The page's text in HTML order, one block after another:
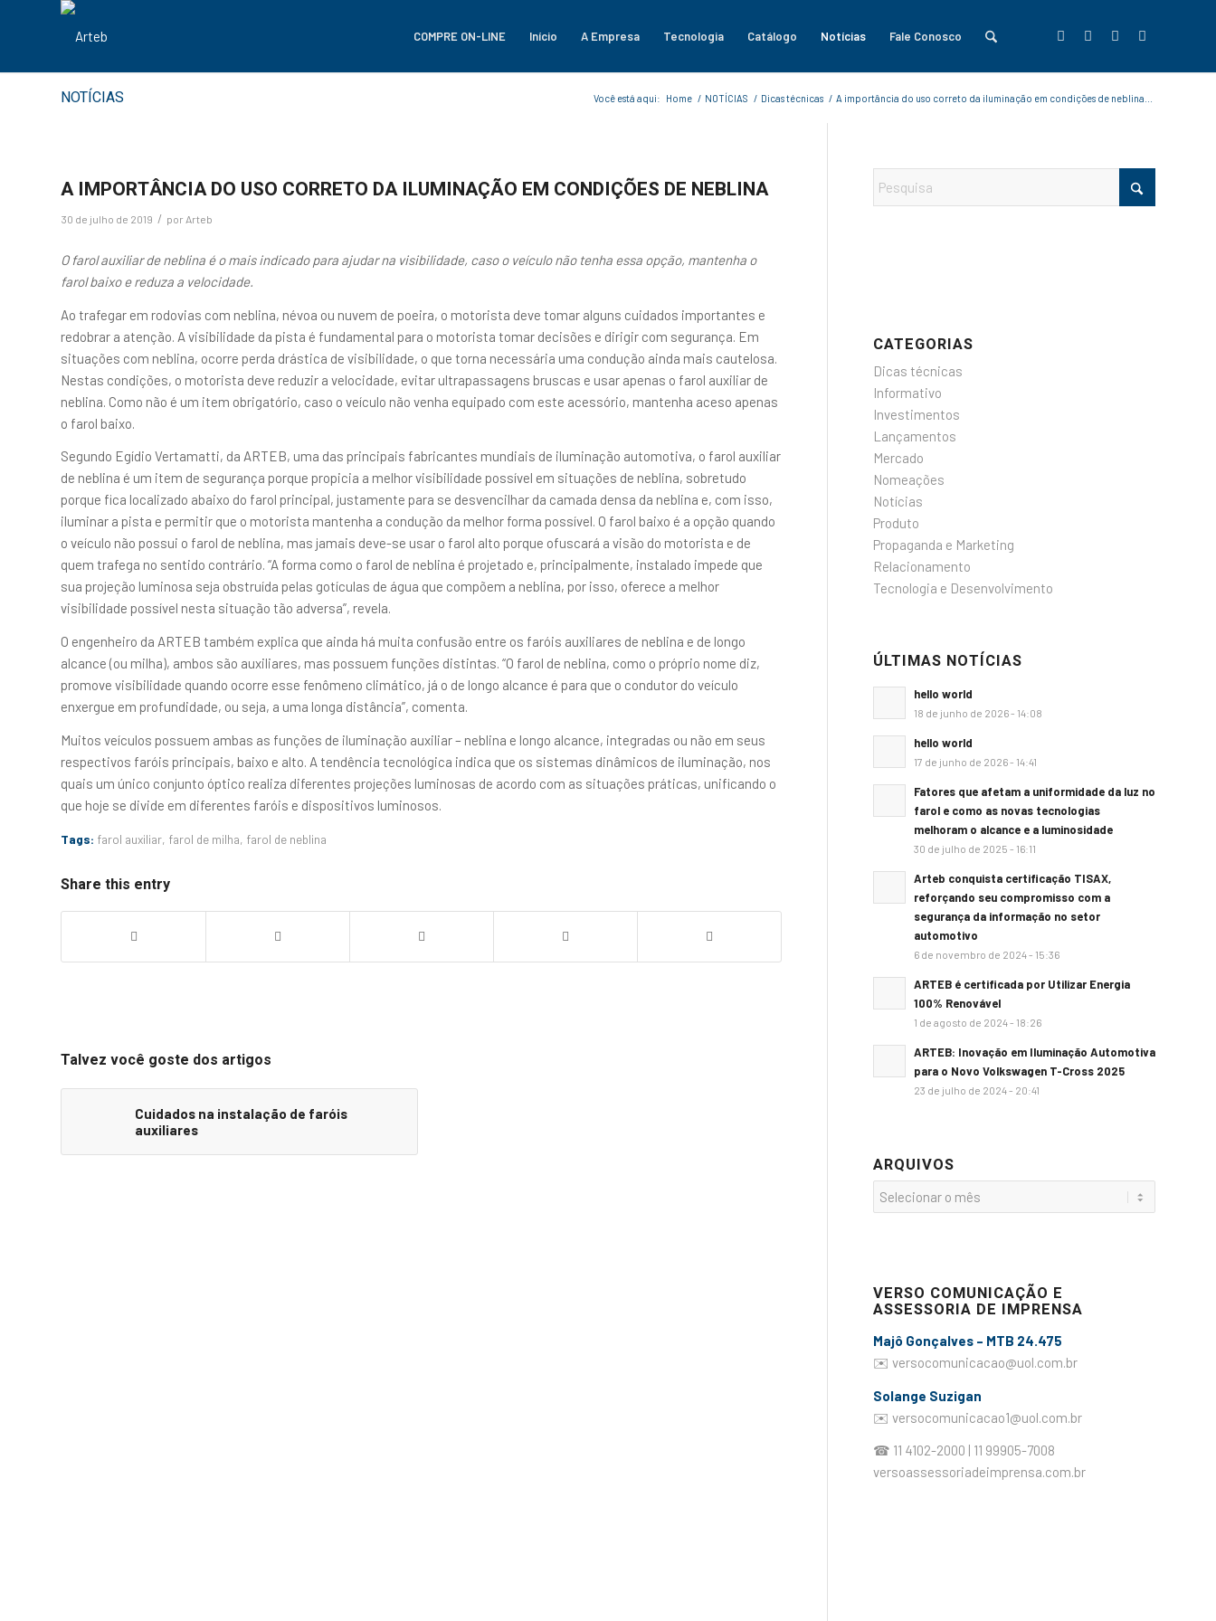
COMPRE ON-LINE Início A Empresa Tecnologia Catálogo Notícias Fale Conosco
NOTÍCIAS Você está aqui: Home / NOTÍCIAS / Dicas técnicas / A importância do uso correto da iluminação em condições de neblina...
A IMPORTÂNCIA DO USO CORRETO DA ILUMINAÇÃO EM CONDIÇÕES DE NEBLINA
30 de julho de 2019 / por Arteb
O farol auxiliar de neblina é o mais indicado para ajudar na visibilidade, caso o veículo não tenha essa opção, mantenha o
farol baixo e reduza a velocidade.
Ao trafegar em rodovias com neblina, névoa ou nuvem de poeira, o motorista deve tomar alguns cuidados importantes e
redobrar a atenção. A visibilidade da pista é fundamental para o motorista tomar decisões e dirigir com segurança. Em
situações com neblina, ocorre perda drástica de visibilidade, o que torna necessária uma condução ainda mais cautelosa.
Nestas condições, o motorista deve reduzir a velocidade, evitar ultrapassagens bruscas e usar apenas o farol auxiliar de
neblina. Como não é um item obrigatório, caso o veículo não venha equipado com este acessório, mantenha aceso apenas
o farol baixo.
Segundo Egídio Vertamatti, da ARTEB, uma das principais fabricantes mundiais de iluminação automotiva, o farol auxiliar
de neblina é um item de segurança porque propicia a melhor visibilidade possível em situações de neblina, sobretudo
porque fica localizado abaixo do farol principal, justamente para se desvencilhar da camada densa da neblina e, com isso,
iluminar a pista e permitir que o motorista mantenha a condução da melhor forma possível. O farol baixo é a opção quando
o veículo não possui o farol de neblina, mas jamais deve-se usar o farol alto porque ofuscará a visão do motorista e de
quem trafega no sentido contrário. “A forma como o farol de neblina é projetado e, principalmente, instalado impede que
sua projeção luminosa seja obstruída pelas gotículas de água que compõem a neblina, por isso, oferece a melhor
visibilidade possível nesta situação tão adversa”, revela.
O engenheiro da ARTEB também explica que ainda há muita confusão entre os faróis auxiliares de neblina e de longo
alcance (ou milha), ambos são auxiliares, mas possuem funções distintas. “O farol de neblina, como o próprio nome diz,
promove visibilidade quando ocorre esse fenômeno climático, já o de longo alcance é para que o condutor do veículo
enxergue em profundidade, ou seja, a uma longa distância”, comenta.
Muitos veículos possuem ambas as funções de iluminação auxiliar – neblina e longo alcance, integradas ou não em seus
respectivos faróis principais, baixo e alto. A tendência tecnológica indica que os sistemas dinâmicos de iluminação, nos
quais um único conjunto óptico realiza diferentes projeções luminosas de acordo com as situações práticas, unificando o
que hoje se divide em diferentes faróis e dispositivos luminosos.
Tags: farol auxiliar, farol de milha, farol de neblina
Share this entry
Talvez você goste dos artigos
Cuidados na instalação de faróis
auxiliares
CATEGORIAS
Dicas técnicas
Informativo
Investimentos
Lançamentos
Mercado
Nomeações
Notícias
Produto
Propaganda e Marketing
Relacionamento
Tecnologia e Desenvolvimento
ÚLTIMAS NOTÍCIAS
hello world
18 de junho de 2026 - 14:08
hello world
17 de junho de 2026 - 14:41
Fatores que afetam a uniformidade da luz no
farol e como as novas tecnologias
melhoram o alcance e a luminosidade
30 de julho de 2025 - 16:11
Arteb conquista certificação TISAX,
reforçando seu compromisso com a
segurança da informação no setor
automotivo
6 de novembro de 2024 - 15:36
ARTEB é certificada por Utilizar Energia
100% Renovável
1 de agosto de 2024 - 18:26
ARTEB: Inovação em Iluminação Automotiva
para o Novo Volkswagen T-Cross 2025
23 de julho de 2024 - 20:41
ARQUIVOS
VERSO COMUNICAÇÃO E
ASSESSORIA DE IMPRENSA
Majô Gonçalves – MTB 24.475
✉️ versocomunicacao@uol.com.br
Solange Suzigan
✉️ versocomunicacao1@uol.com.br
☎ 11 4102-2000 | 11 99905-7008
versoassessoriadeimprensa.com.br